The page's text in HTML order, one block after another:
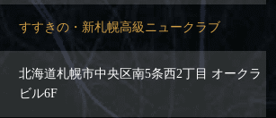
すすきの・新札幌高級ニュークラブ
北海道札幌市中央区南5条西2丁目 オークラ
ビル6F